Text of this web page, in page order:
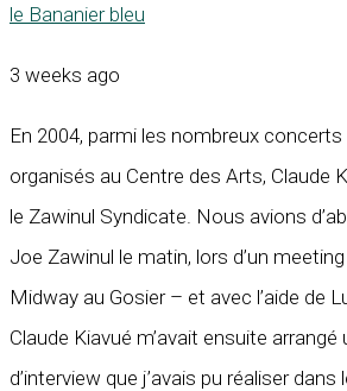
le Bananier bleu
3 weeks ago
En 2004, parmi les nombreux
organisés au Centre des Arts, Claude
le Zawinul Syndicate. Nous avions
Joe Zawinul le matin, lors d’un
Midway au Gosier – et avec l’aide de
Claude Kiavué m’avait ensuite arrangé
d’interview que j’avais pu réaliser dans